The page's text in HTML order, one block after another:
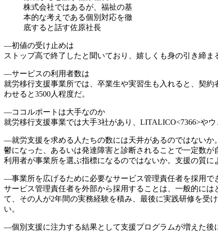
株式会社ではあるが、福祉の基
本的な考えである個別対応を徹
底すると話す佐原社長
―初値の受け止めは
ストップ高で終了したと聞いており、嬉しくも身の引き締
―サービスの利用者数は
就労移行支援事業所では、卒業生や実習生も入れると、契
わせると3500人程度だ。
―ココルポートは大手なのか
就労移行支援事業では大手3社があり、LITALICO<7366>や
―就労支援を求める人たちの数には天井があるのではないか
鬱になった、あるいは発達障害と診断されることで一定数
利用者が事業所を選ぶ指標になるのではないか。支援の質
―事業所を広げるために必要なサービス管理責任者を採用で
サービス管理責任者を外部から採用することは、一般的に
て、その人が2年間の実務経験を積み、最後に実践研修を受
い。
―個別支援に注力する結果として支援プログラムが増えた